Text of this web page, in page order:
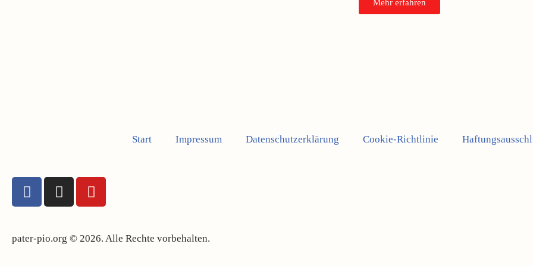
Mehr erfahren
Start Impressum Datenschutzerklärung Cookie-Richtlinie
pater-pio.org © 2026. Alle Rechte vorbehalten.